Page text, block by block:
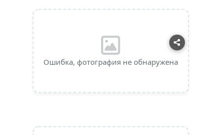
Ошибка, фотография не обнаружена